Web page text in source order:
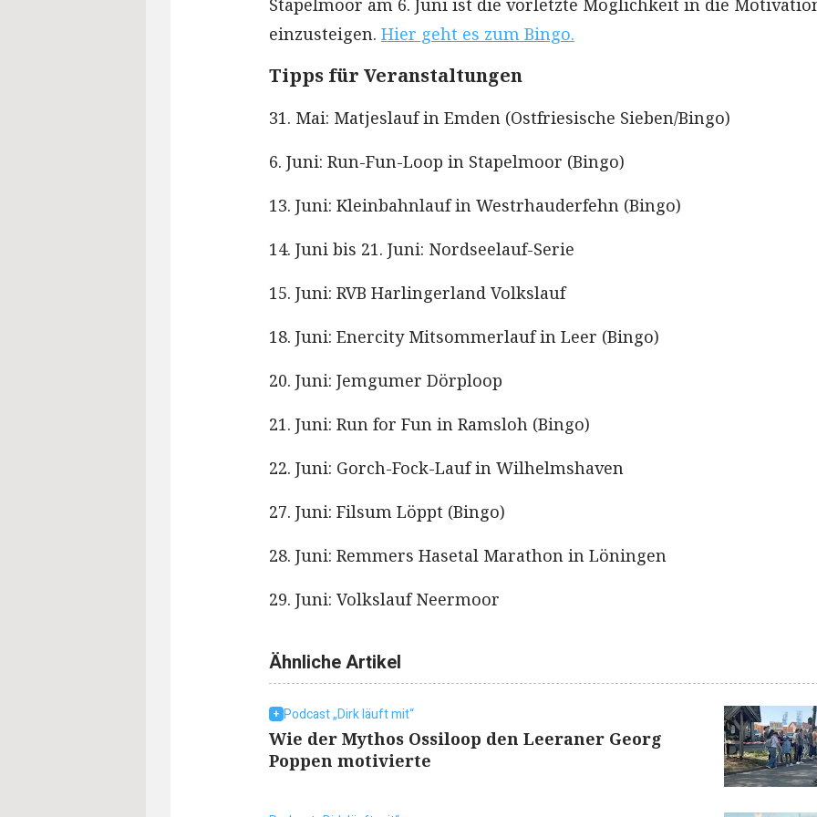
Stapelmoor am 6. Juni ist die vorletzte Möglichkeit in die
einzusteigen. Hier geht es zum Bingo.
Tipps für Veranstaltungen
31. Mai: Matjeslauf in Emden (Ostfriesische Sieben/Bingo)
6. Juni: Run-Fun-Loop in Stapelmoor (Bingo)
13. Juni: Kleinbahnlauf in Westrhauderfehn (Bingo)
14. Juni bis 21. Juni: Nordseelauf-Serie
15. Juni: RVB Harlingerland Volkslauf
18. Juni: Enercity Mitsommerlauf in Leer (Bingo)
20. Juni: Jemgumer Dörploop
21. Juni: Run for Fun in Ramsloh (Bingo)
22. Juni: Gorch-Fock-Lauf in Wilhelmshaven
27. Juni: Filsum Löppt (Bingo)
28. Juni: Remmers Hasetal Marathon in Löningen
29. Juni: Volkslauf Neermoor
Ähnliche Artikel
Podcast „Dirk läuft mit“
Wie der Mythos Ossiloop den Leeraner Georg
Poppen motivierte